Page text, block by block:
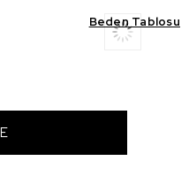
Beden Tablosu